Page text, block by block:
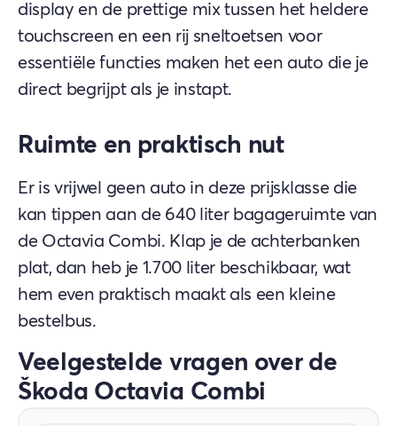
display en de prettige mix tussen het heldere
touchscreen en een rij sneltoetsen voor
essentiële functies maken het een auto die je
direct begrijpt als je instapt.
Ruimte en praktisch nut
Er is vrijwel geen auto in deze prijsklasse die
kan tippen aan de 640 liter bagageruimte van
de Octavia Combi. Klap je de achterbanken
plat, dan heb je 1.700 liter beschikbaar, wat
hem even praktisch maakt als een kleine
bestelbus.
Veelgestelde vragen over de
Škoda Octavia Combi